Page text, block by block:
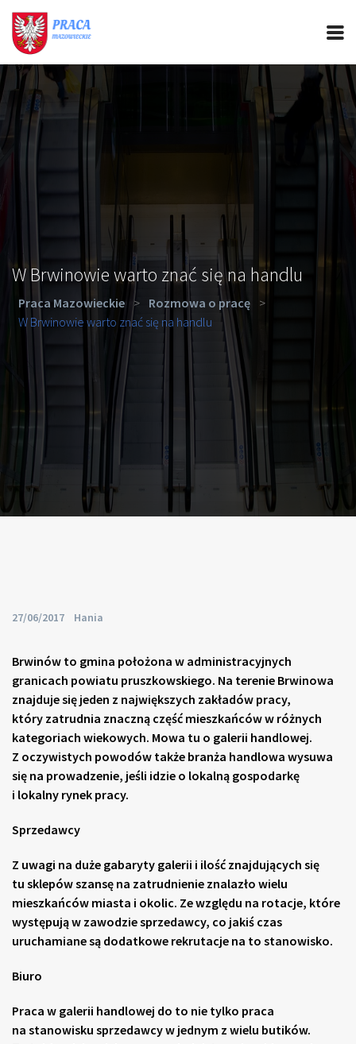
PRACA MAZOWIECKIE
CIEKAWOSTKI
OFERTY PRACY
W Brwinowie warto znać się na handlu
Praca Mazowieckie > Rozmowa o pracę >
W Brwinowie warto znać się na handlu
27/06/2017 By
Hania
Brwinów to gmina położona w administracyjnych
granicach powiatu pruszkowskiego. Na terenie Brwinowa
znajduje się jeden z największych zakładów pracy,
który zatrudnia znaczną część mieszkańców w różnych
kategoriach wiekowych. Mowa tu o galerii handlowej.
Z oczywistych powodów także branża handlowa wysuwa
się na prowadzenie, jeśli idzie o lokalną gospodarkę
i lokalny rynek pracy.
Sprzedawcy
Z uwagi na duże gabaryty galerii i ilość znajdujących się
tu sklepów szansę na zatrudnienie znalazło wielu
mieszkańców miasta i okolic. Ze względu na rotacje, które
występują w zawodzie sprzedawcy, co jakiś czas
uruchamiane są dodatkowe rekrutacje na to stanowisko.
Biuro
Praca w galerii handlowej do to nie tylko praca
na stanowisku sprzedawcy w jednym z wielu butików.